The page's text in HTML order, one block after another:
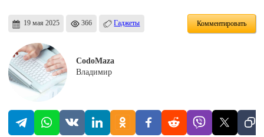
19 мая 2025 366 Гаджеты Комментировать
CodoMaza
Владимир